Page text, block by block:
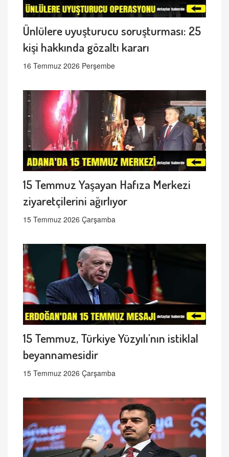
Ünlülere uyuşturucu soruşturması: 25
kişi hakkında gözaltı kararı
16 Temmuz 2026 Perşembe
15 Temmuz Yaşayan Hafıza Merkezi
ziyaretçilerini ağırlıyor
15 Temmuz 2026 Çarşamba
15 Temmuz, Türkiye Yüzyılı'nın istiklal
beyannamesidir
15 Temmuz 2026 Çarşamba